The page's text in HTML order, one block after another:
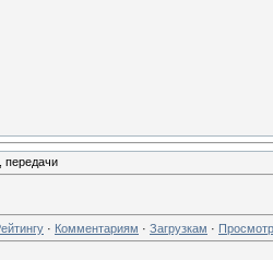
передачи
· Комментариям · Загрузкам ·